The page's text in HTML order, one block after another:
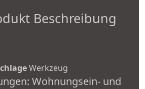
Beschreibung
Werkzeug
Wohnungsein- und